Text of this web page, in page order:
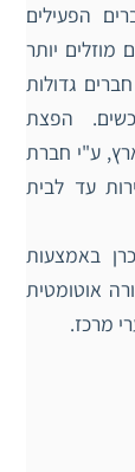
הפעילים
מוזלים יותר
גדולות
הפצת
ע"י חברת
עד לבית
באמצעות
אוטומטית
מרכז.